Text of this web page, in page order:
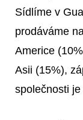
Sídlíme v
prodáváme
Americe
Asii (15%),
společnosti